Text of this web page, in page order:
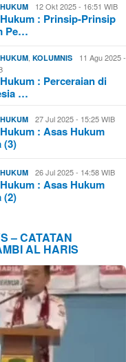
12 Okt 2025 - 16:51 WIB
: Prinsip-Prinsip
Pe…
,KOLUMNIS
11 Agu 2025 -
: Perceraian di
…
27 Jul 2025 - 15:25 WIB
: Asas Hukum
(3)
26 Jul 2025 - 14:58 WIB
: Asas Hukum
(2)
– CATATAN
AL HARIS